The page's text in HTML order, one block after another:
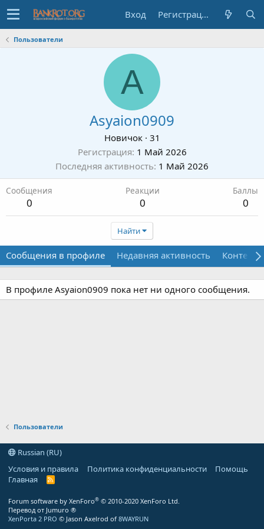
Вход Регистрация
Пользователи
A
Asyaion0909
Новичок · 31
Регистрация 1 Май 2026
Последняя активность 1 Май 2026
Сообщения
0
Реакции
0
Баллы
0
Найти
Сообщения в профиле Недавняя активность Контент
В профиле Asyaion0909 пока нет ни одного сообщения.
Пользователи
Russian (RU)
Условия и правила
Политика конфиденциальности
Помощь
Главная
R
Forum software by XenForo® © 2010-2020 XenForo Ltd.
Перевод от Jumuro ®
XenPorta 2 PRO © Jason Axelrod of 8WAYRUN